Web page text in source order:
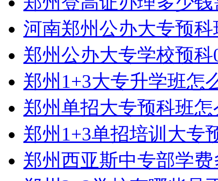
河南郑州公办大专预
郑州公办大专学校预
郑州1+3大专升学班怎
郑州单招大专预科班
郑州1+3单招培训大专
郑州西亚斯中专部学